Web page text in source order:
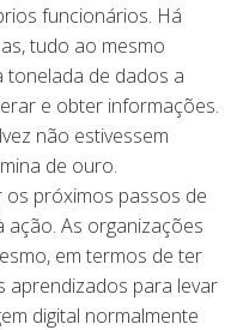
funcionários. Há
tudo ao mesmo
tonelada de dados a
e obter informações.
não estivessem
de ouro.
os próximos passos de
ação. As organizações
em termos de ter
aprendizados para levar
digital normalmente